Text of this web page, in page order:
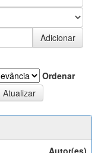
Ordenar
Autor(es)